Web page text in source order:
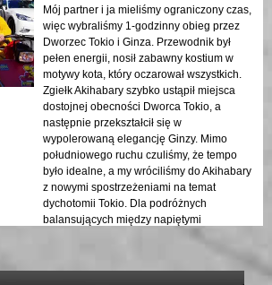
Mój partner i ja mieliśmy ograniczony czas,
więc wybraliśmy 1-godzinny obieg przez
Dworzec Tokio i Ginza. Przewodnik był
pełen energii, nosił zabawny kostium w
motywy kota, który oczarował wszystkich.
Zgiełk Akihabary szybko ustąpił miejsca
dostojnej obecności Dworca Tokio, a
następnie przekształcił się w
wypolerowaną elegancję Ginzy. Mimo
południowego ruchu czuliśmy, że tempo
było idealne, a my wróciliśmy do Akihabary
z nowymi spostrzeżeniami na temat
dychotomii Tokio. Dla podróżnych
balansujących między napiętymi